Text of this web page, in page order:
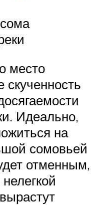
место
Идеально,
на
сомовьей
отменным,